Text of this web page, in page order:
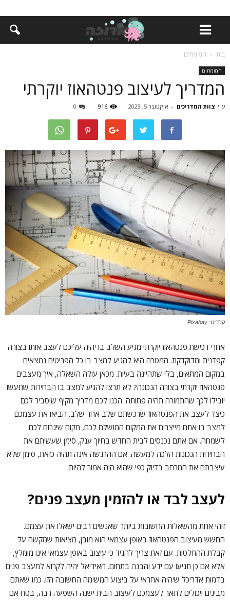
בית המומחים
המומחים
המדריך לעיצוב פנטהאוז יוקרתי
ע"י צוות המדריכים - אוקטובר 5, 2023 916
0
קרדיט: Pixabay
אחרי רכישת פנטהאוז יוקרתי מגיע השלב בו יהיה עליכם לעצב אותו בצורה
קפדנית ומדוקדקת. המטרה היא להגיע למצב בו כל הפריטים נמצאים
במקום המתאים, בלי שתהיינה בעיות. מכאן עולה השאלה, איך מעצבים
פנטהאוז יוקרתי בצורה הנכונה? לא תרצו להגיע למצב בו הבחירות שתעשו
יובילו לכך שהתמורה תהיה פחותה. הכנו לכם מדריך מקיף שיסביר לכם
כיצד לעצב את הפנטהאוז שרכשתם שלב אחר שלב. הביאו את עצמכם
למצב בו אתם מייצרים את המקום המושלם לכם, מקום שיגרום לכם
לשמחה. אם אתם נכנסים לבית החדש בחיוך ענק, סימן שעשיתם את
הבחירות הנכונות הלכה למעשה. אם ההרגשה אינה תהיה כזאת, סימן שלא
עיצבתם את המרחב בדיוק כפי שהוא היה אמור להיות.
לעצב לבד או להזמין מעצב פנים?
זוהי אחת מהשאלות החשובות ביותר שאנשים רבים ישאלו את עצמם.
החשש מעיצוב הפנטהאוז באופן עצמאי הוא מובן, מציאות שמקשה על
קבלת ההחלטות. עם זאת צריך להגיד כי עיצוב באופן עצמאי אינו מומלץ,
אלא אם כן תגיעו עם ידע והבנה בתחום. האידיאל יהיה לקרוא למעצב פנים
בדמות אדריכל שיהיה אחראי על ביצוע המשימה החשובה הזו. כמו שאתם
מבינים ויכולים לתאר לעצמכם לעיצוב הבית ישנה השפעה רבה, בטח אם